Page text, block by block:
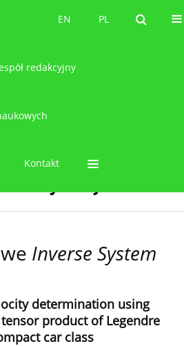
PL
EN PL
EN
redakcyjny
Kontakt
Inverse System
determination using
product of Legendre
car class